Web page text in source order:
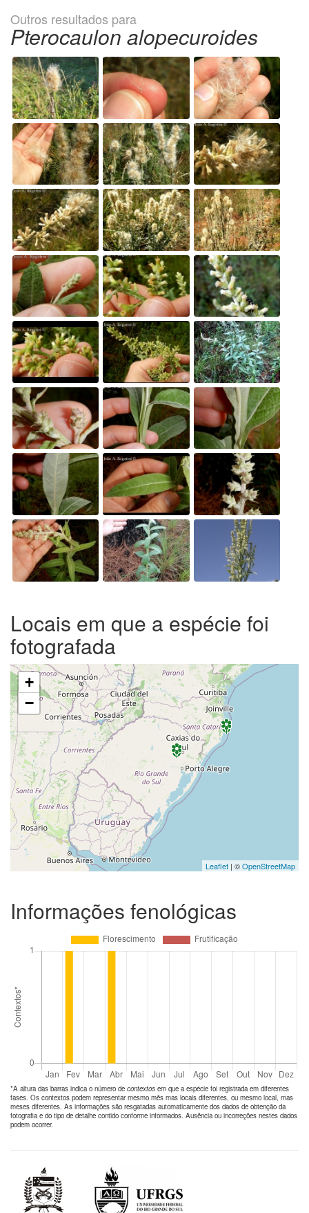
Outros resultados para
Pterocaulon alopecuroides
Locais em que a espécie foi
fotografada
+
−
Leaflet | ©OpenStreetMap
Informações fenológicas
*A altura das barras indica o número de contextos em que a espécie foi registrada em diferentes
fases. Os contextos podem representar mesmo mês mas locais diferentes, ou mesmo local, mas
meses diferentes. As informações são resgatadas automaticamente dos dados de obtenção da
fotografia e do tipo de detalhe contido conforme informados. Ausência ou incorreções nestes dados
podem ocorrer.